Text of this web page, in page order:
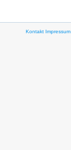
Kontakt Impressum